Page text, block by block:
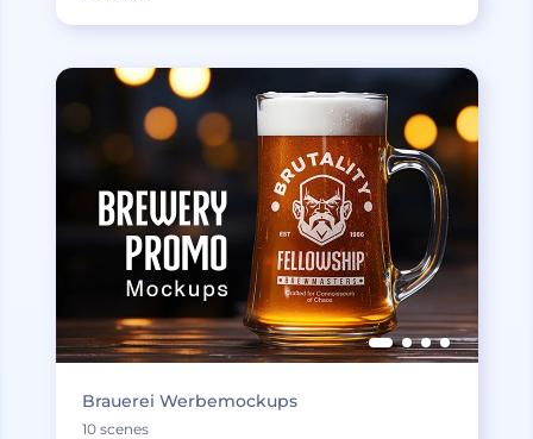
Brauerei Werbemockups
10 scenes